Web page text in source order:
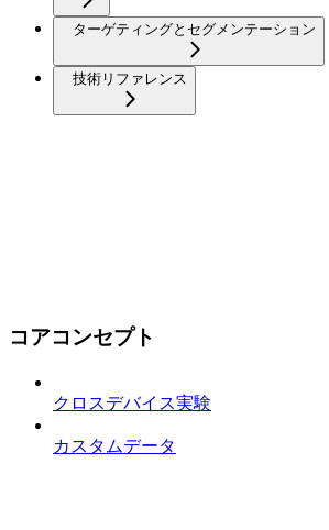
ターゲティングとセグメンテーション
技術リファレンス
コアコンセプト
クロスデバイス実験
カスタムデータ